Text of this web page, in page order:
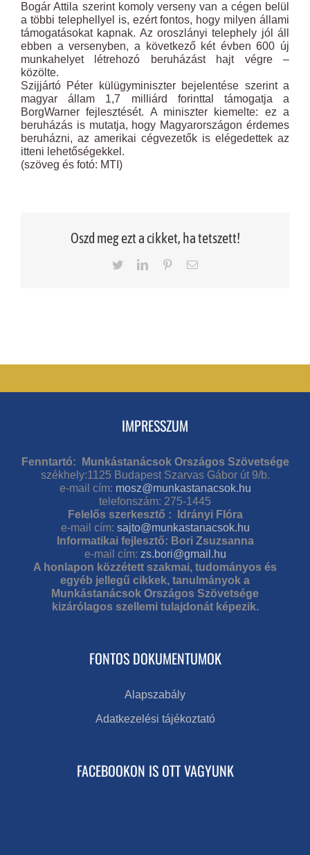
Bogár Attila szerint komoly verseny van a cégen belül
a többi telephellyel is, ezért fontos, hogy milyen állami
támogatásokat kapnak. Az oroszlányi telephely jól áll
ebben a versenyben, a következő két évben 600 új
munkahelyet létrehozó beruházást hajt végre –
közölte.
Szijjártó Péter külügyminiszter bejelentése szerint a
magyar állam 1,7 milliárd forinttal támogatja a
BorgWarner fejlesztését. A miniszter kiemelte: ez a
beruházás is mutatja, hogy Magyarországon érdemes
beruházni, az amerikai cégvezetők is elégedettek az
itteni lehetőségekkel.
(szöveg és fotó: MTI)
Oszd meg ezt a cikket, ha tetszett!
TwitterLinkedInPinterestEmail
IMPRESSZUM
Fenntartó: Munkástanácsok Országos Szövetsége
székhely:1125 Budapest Szarvas Gábor út 9/b.
e-mail cím: mosz@munkastanacsok.hu
telefonszám: 275-1445
Felelős szerkesztő : Idrányi Flóra
e-mail cím: sajto@munkastanacsok.hu
Informatikai fejlesztő: Bori Zsuzsanna
e-mail cím: zs.bori@gmail.hu
A honlapon közzétett szakmai, tudományos és
egyéb jellegű cikkek, tanulmányok a
Munkástanácsok Országos Szövetsége
kizárólagos szellemi tulajdonát képezik.
FONTOS DOKUMENTUMOK
Alapszabály
Adatkezelési tájékoztató
FACEBOOKON IS OTT VAGYUNK